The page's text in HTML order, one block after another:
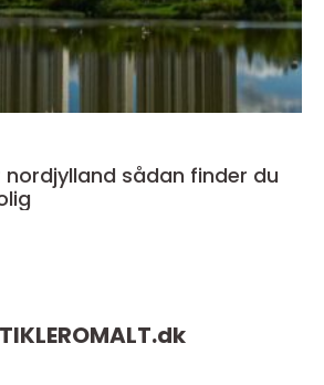
sådan finder du
dk